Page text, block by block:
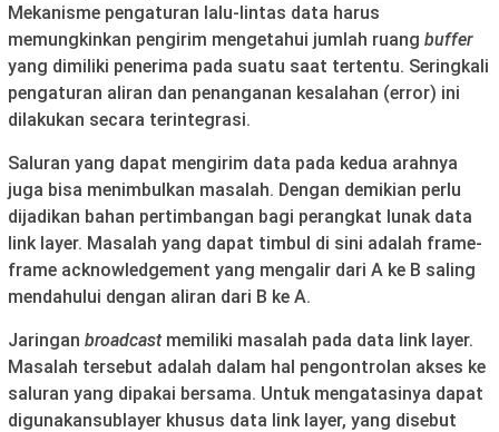
Mekanisme pengaturan lalu-lintas data harus
memungkinkan pengirim mengetahui jumlah ruang buffer
yang dimiliki penerima pada suatu saat tertentu. Seringkali
pengaturan aliran dan penanganan kesalahan (error) ini
dilakukan secara terintegrasi.
Saluran yang dapat mengirim data pada kedua arahnya
juga bisa menimbulkan masalah. Dengan demikian perlu
dijadikan bahan pertimbangan bagi perangkat lunak data
link layer. Masalah yang dapat timbul di sini adalah frame-
frame acknowledgement yang mengalir dari A ke B saling
mendahului dengan aliran dari B ke A.
Jaringan broadcast memiliki masalah pada data link layer.
Masalah tersebut adalah dalam hal pengontrolan akses ke
saluran yang dipakai bersama. Untuk mengatasinya dapat
digunakansublayer khusus data link layer, yang disebut